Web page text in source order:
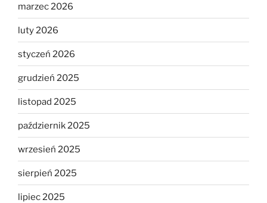
marzec 2026
luty 2026
styczeń 2026
grudzień 2025
listopad 2025
październik 2025
wrzesień 2025
sierpień 2025
lipiec 2025